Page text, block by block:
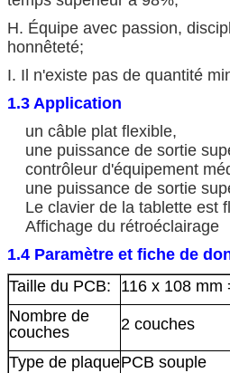
H. Équipe avec passion,
honnêteté;
I. Il n'existe pas de quantité
1.3 Application
un câble plat flexible,
une puissance de sortie
contrôleur d'équipement
une puissance de sortie
Le clavier de la tablette est
Affichage du rétroéclairage
1.4 Paramètre et fiche de
Taille du PCB:
116 x 108 mm
Nombre de
couches
2 couches
Type de plaquePCB souple